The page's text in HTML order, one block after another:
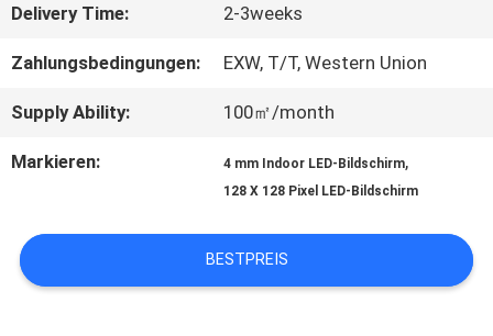
TRETEN
SIE
MIT
IN
Delivery Time: 2-3weeks
Zahlungsbedingungen: EXW, T/T, Western Union
Supply Ability: 100㎡/month
Markieren: 4 mm Indoor LED-Bildschirm,
128 X 128 Pixel LED-Bildschirm
BESTPREIS